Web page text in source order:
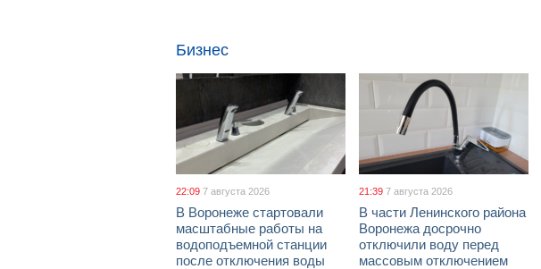
Бизнес
22:09 7 августа 2026
В Воронеже стартовали
масштабные работы на
водоподъемной станции
после отключения воды
21:39 7 августа 2026
В части Ленинского района
Воронежа досрочно
отключили воду перед
массовым отключением